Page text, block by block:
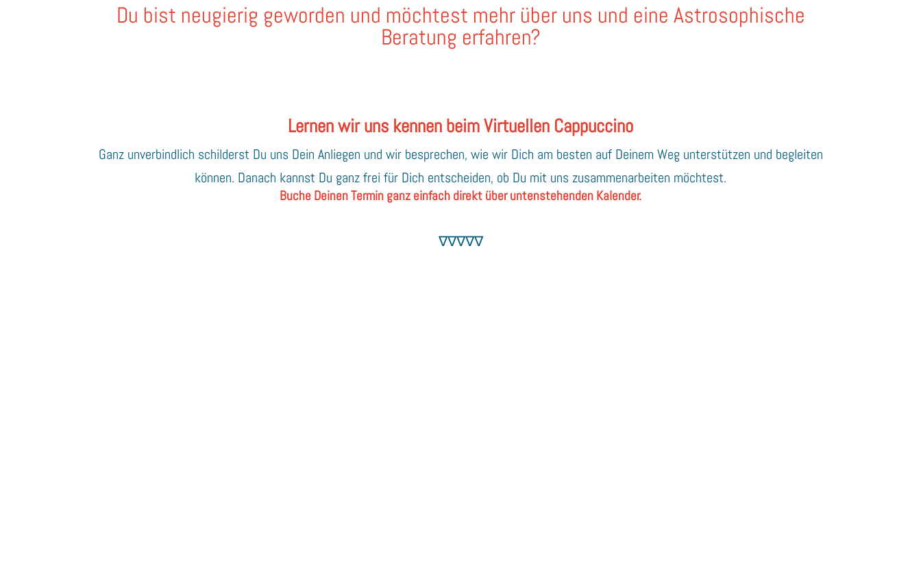
Du bist neugierig geworden und möchtest mehr über uns und eine Astrosophische
Beratung erfahren?
Lernen wir uns kennen beim Virtuellen Cappuccino
Ganz unverbindlich schilderst Du uns Dein Anliegen und wir besprechen, wie wir Dich am besten auf Deinem Weg unterstützen und begleiten
können. Danach kannst Du ganz frei für Dich entscheiden, ob Du mit uns zusammenarbeiten möchtest.
Buche Deinen Termin ganz einfach direkt über untenstehenden Kalender.
∇∇∇∇∇